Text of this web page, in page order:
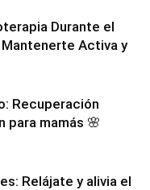
Durante el
Mantenerte Activa y
Recuperación
para mamás 🌸
Relájate y alivia el